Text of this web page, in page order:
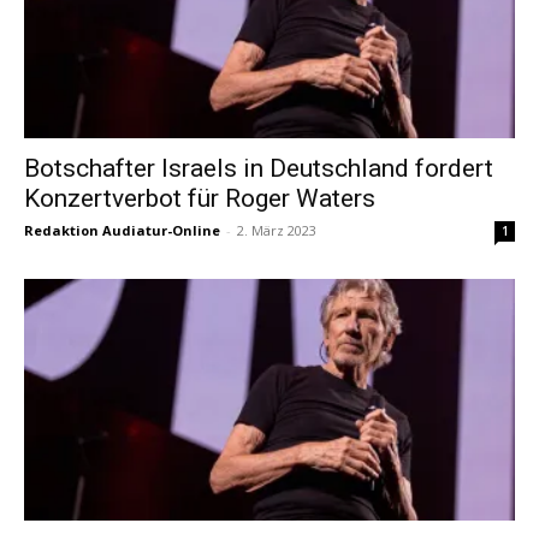
Botschafter Israels in Deutschland fordert
Konzertverbot für Roger Waters
Redaktion Audiatur-Online - 2. März 2023 1